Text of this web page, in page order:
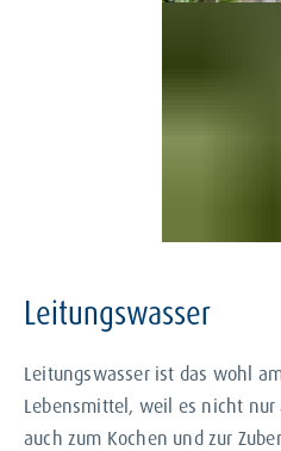
Leitungswasser
Leitungswasser ist das wohl
Lebensmittel, weil es nicht nur
auch zum Kochen und zur